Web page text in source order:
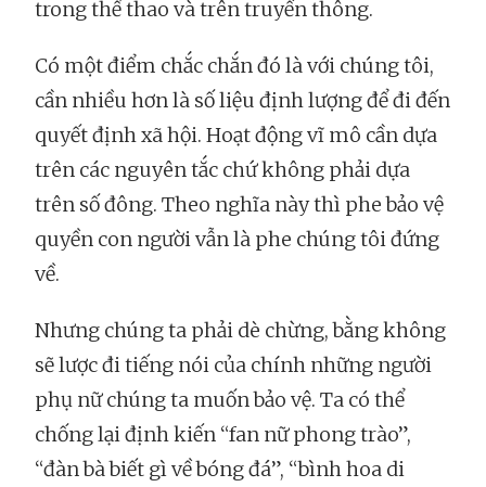
trong thể thao và trên truyền thông.
Có một điểm chắc chắn đó là với chúng tôi,
cần nhiều hơn là số liệu định lượng để đi đến
quyết định xã hội. Hoạt động vĩ mô cần dựa
trên các nguyên tắc chứ không phải dựa
trên số đông. Theo nghĩa này thì phe bảo vệ
quyền con người vẫn là phe chúng tôi đứng
về.
Nhưng chúng ta phải dè chừng, bằng không
sẽ lược đi tiếng nói của chính những người
phụ nữ chúng ta muốn bảo vệ. Ta có thể
chống lại định kiến “fan nữ phong trào”,
“đàn bà biết gì về bóng đá”, “bình hoa di